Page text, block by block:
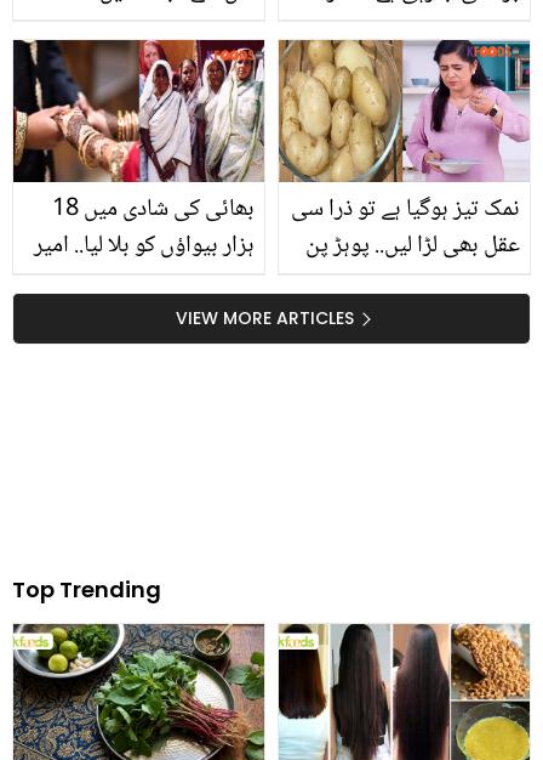
کی تقریب میں شرکت،
سوشل میڈیا پر تنقید کا
طوفان
بھائی کی شادی میں 18
ہزار بیواؤں کو بلا لیا.. امیر
روٹی کمانے کے لئے تحفے
میں کیا دیا؟ معاشرے کی
نمک تیز ہوگیا ہے تو ذرا سی
عقل بھی لڑا لیں.. پوہڑ پن
ہیں تو کھانے میں فوری
نمک کم کرنے کے لئے یہ
VIEW MORE ARTICLES
Top Trending